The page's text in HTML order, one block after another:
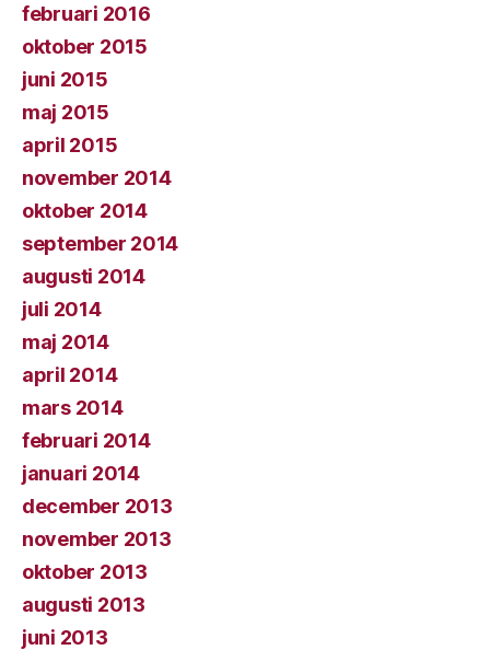
februari 2016
oktober 2015
juni 2015
maj 2015
april 2015
november 2014
oktober 2014
september 2014
augusti 2014
juli 2014
maj 2014
april 2014
mars 2014
februari 2014
januari 2014
december 2013
november 2013
oktober 2013
augusti 2013
juni 2013